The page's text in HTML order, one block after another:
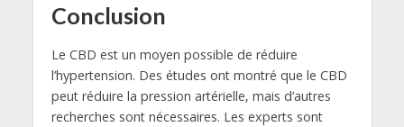
Conclusion
Le CBD est un moyen possible de réduire
l’hypertension. Des études ont montré que le CBD
peut réduire la pression artérielle, mais d’autres
recherches sont nécessaires. Les experts sont